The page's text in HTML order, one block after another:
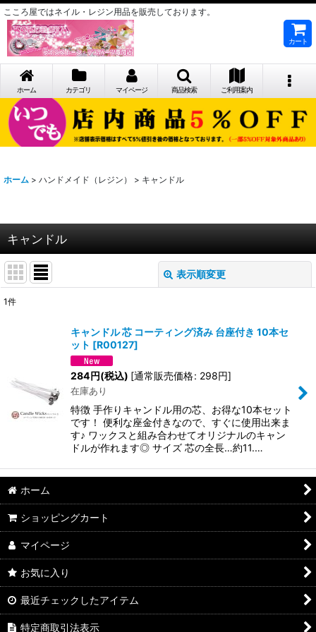
こころ屋ではネイル・レジン用品を販売しております。
カート
ホーム カテゴリ マイページ 商品検索 ご利用案内
ホーム > ハンドメイド（レジン） > キャンドル
キャンドル
表示順変更
1件
キャンドル 芯 コーティング済み 台座付き 10本セ
ット [R00127]
284円(税込) [通常販売価格: 298円]
在庫あり
特徴 手作りキャンドル用の芯、お得な10本セット
です！ 便利な座金付きなので、すぐに使用出来ま
す♪ ワックスと組み合わせてオリジナルのキャン
ドルが作れます◎ サイズ 芯の全長…約11.…
ホーム
ショッピングカート
マイページ
お気に入り
最近チェックしたアイテム
特定商取引法表示